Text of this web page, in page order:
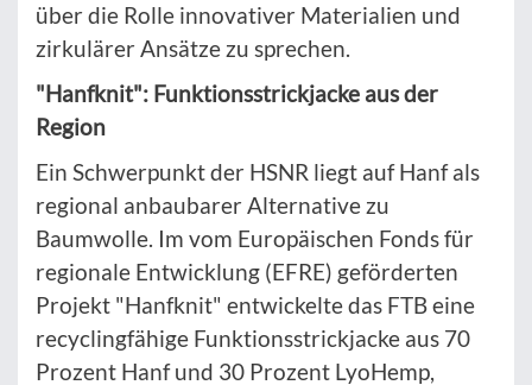
über die Rolle innovativer Materialien und
zirkulärer Ansätze zu sprechen.
"Hanfknit": Funktionsstrickjacke aus der
Region
Ein Schwerpunkt der HSNR liegt auf Hanf als
regional anbaubarer Alternative zu
Baumwolle. Im vom Europäischen Fonds für
regionale Entwicklung (EFRE) geförderten
Projekt "Hanfknit" entwickelte das FTB eine
recyclingfähige Funktionsstrickjacke aus 70
Prozent Hanf und 30 Prozent LyoHemp,